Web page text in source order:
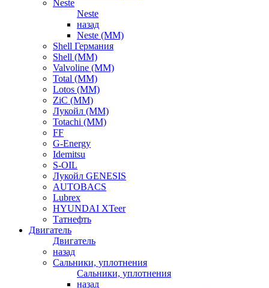
Neste
Neste
назад
Neste (ММ)
Shell Германия
Shell (ММ)
Valvoline (ММ)
Total (ММ)
Lotos (ММ)
ZiC (ММ)
Лукойл (ММ)
Totachi (MM)
FF
G-Energy
Idemitsu
S-OIL
Лукойл GENESIS
AUTOBACS
Lubrex
HYUNDAI XTeer
Татнефть
Двигатель
Двигатель
назад
Сальники, уплотнения
Сальники, уплотнения
назад